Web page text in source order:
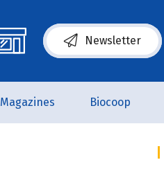
Newsletter
(s’ouvre dans une
Magazines Biocoop